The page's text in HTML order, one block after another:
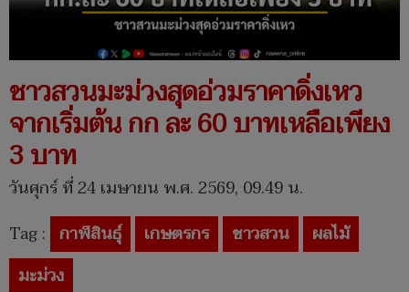
ชาวสวนมะม่วงสุดอ่วมราคาดิ่งเหว
จากเริ่มต้น กก ละ 60 บาทเหลือเพียง
3 บาท
วันศุกร์ ที่ 24 เมษายน พ.ศ. 2569, 09.49 น.
Tag : กาฬสินธุ์ เกษตรกร ชาวสวน
ผลไม้
มะม่วง